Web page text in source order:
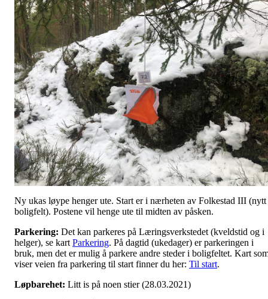
Ny ukas løype henger ute. Start er i nærheten av Folkestad III (nytt
boligfelt). Postene vil henge ute til midten av påsken.
Parkering: Det kan parkeres på Læringsverkstedet (kveldstid og i
helger), se kart Parkering. På dagtid (ukedager) er parkeringen i
bruk, men det er mulig å parkere andre steder i boligfeltet. Kart
viser veien fra parkering til start finner du her: Til start.
Løpbarehet: Litt is på noen stier (28.03.2021)